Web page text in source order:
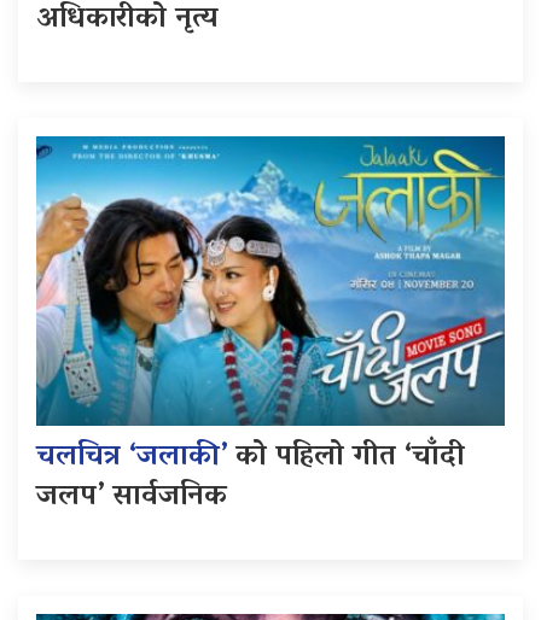
अधिकारीको नृत्य
चलचित्र ‘जलाकी’को पहिलो गीत ‘चाँदी
जलप’ सार्वजनिक